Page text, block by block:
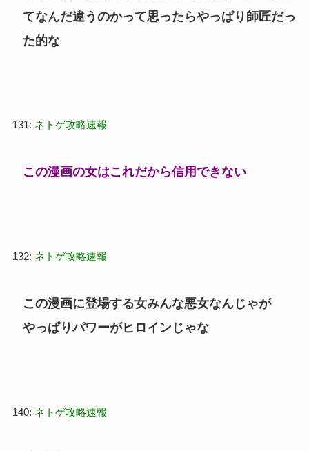
てなんだ違うのかって思ったらやっぱり師匠だっ
た的な
131: ネトゲ攻略速報
この漫画の女はこれだから信用できない
132: ネトゲ攻略速報
この漫画に登場する女みんな悪女なんじゃが
やっぱりパワーがヒロインじゃな
140: ネトゲ攻略速報